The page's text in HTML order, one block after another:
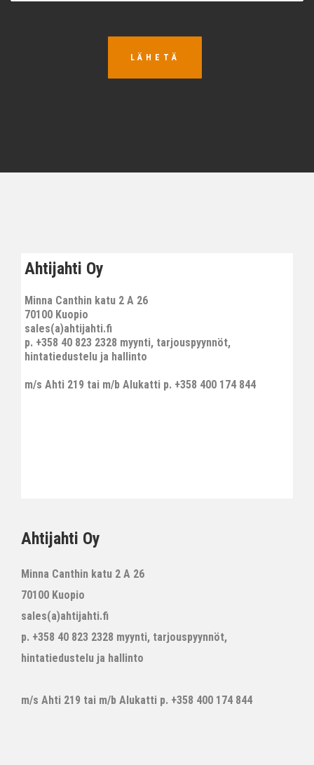
LÄHETÄ
Ahtijahti Oy
Minna Canthin katu 2 A 26
70100 Kuopio
sales(a)ahtijahti.fi
p. +358 40 823 2328 myynti, tarjouspyynnöt,
hintatiedustelu ja hallinto
m/s Ahti 219 tai m/b Alukatti p. +358 400 174 844
Ahtijahti Oy
Minna Canthin katu 2 A 26
70100 Kuopio
sales(a)ahtijahti.fi
p. +358 40 823 2328 myynti, tarjouspyynnöt,
hintatiedustelu ja hallinto
m/s Ahti 219 tai m/b Alukatti p. +358 400 174 844